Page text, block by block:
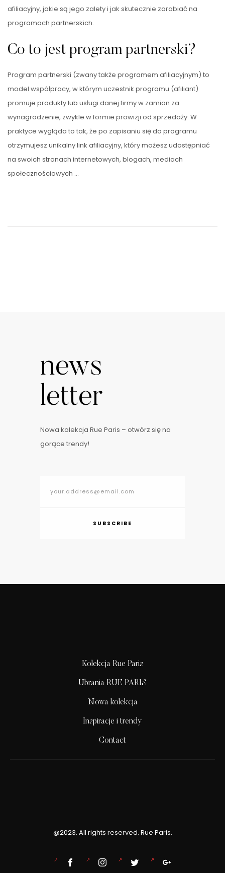
afiliacyjny, jakie są jego zalety i jak skutecznie zarabiać na
programach partnerskich.
Co to jest program partnerski?
Program partnerski (zwany także programem afiliacyjnym) to
model współpracy, w którym uczestnik programu (afiliant)
promuje produkty lub usługi danej firmy w zamian za
wynagrodzenie, zwykle w formie prowizji od sprzedaży. W
praktyce wygląda to tak, że po zapisaniu się do programu
otrzymujesz unikalny link afiliacyjny, który możesz udostępniać
na swoich stronach internetowych, blogach, mediach
społecznościowych …
news
letter
Nowa kolekcja Rue Paris – otwórz się na
gorące trendy!
SUBSCRIBE
Kolekcja Rue Paris
Ubrania RUE PARIS
Nowa kolekcja
Inspiracje i trendy
Contact
@2023. All rights reserved. Rue Paris.